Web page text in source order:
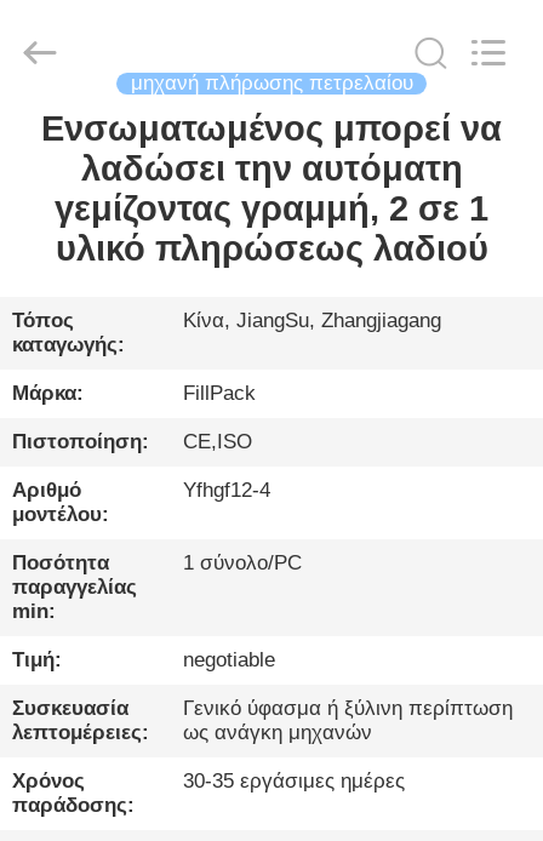
ΣΠΊΤΙ
ΠΡΟΪΌΝΤΑ
ΕΜΕΊΣ
ΓΎΡΟΣ
ΕΡΓΟΣΤΑΣΊΩΝ
ΠΟΙΟΤΙΚΌΣ
ΈΛΕΓΧΟΣ
ΜΑΣ
ΕΛΆΤΕ
ΣΕ
ΕΠΑΦΉ
ΜΕ
Machinery
Reserved.
μηχανή πλήρωσης πετρελαίου
Ενσωματωμένος μπορεί να
λαδώσει την αυτόματη
γεμίζοντας γραμμή, 2 σε 1
υλικό πληρώσεως λαδιού
Τόπος
καταγωγής:
Κίνα, JiangSu, Zhangjiagang
Μάρκα: FillPack
Πιστοποίηση: CE,ISO
Αριθμό
μοντέλου:
Yfhgf12-4
Ποσότητα
παραγγελίας
min:
1 σύνολο/PC
Τιμή: negotiable
Συσκευασία
λεπτομέρειες:
Γενικό ύφασμα ή ξύλινη περίπτωση
ως ανάγκη μηχανών
Χρόνος
παράδοσης:
30-35 εργάσιμες ημέρες